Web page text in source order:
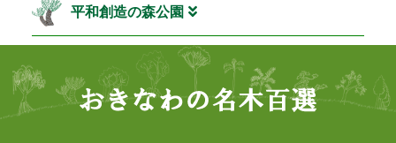
平和創造の森公園